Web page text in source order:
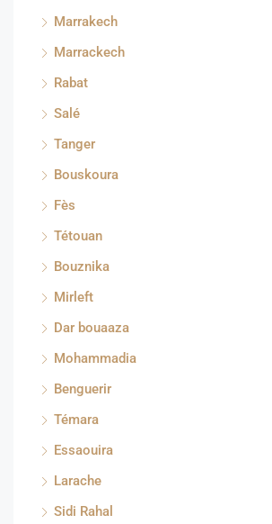
Marrakech
Marrackech
Rabat
Salé
Tanger
Bouskoura
Fès
Tétouan
Bouznika
Mirleft
Dar bouaaza
Mohammadia
Benguerir
Témara
Essaouira
Larache
Sidi Rahal